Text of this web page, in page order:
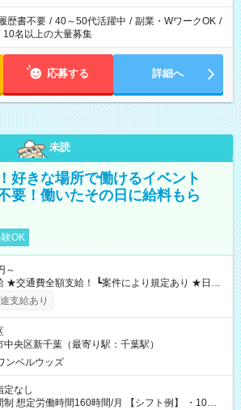
歴書不要 / 40～50代活躍中 / 副業・WワークOK /
10名以上の大量募集
応募する 詳細へ
未読
好きな場所で働けるイベント
要！働いたその日に給料もら
OK
～
払
あり） ┗働いたその日に現金GET♪ お仕事後はコ
日払い分を引き落とせます！ 【試用期間】試
支給あり
央区新千葉（最寄り駅：千葉駅）
ンベルウッズ
定なし
労働時間160時間/月 【シフト例】 ・10：